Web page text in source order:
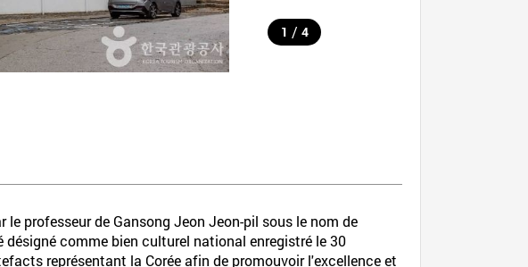
1 / 4
le professeur de Gansong Jeon Jeon-pil sous le nom de
désigné comme bien culturel national enregistré le 30
représentant la Corée afin de promouvoir l'excellence et